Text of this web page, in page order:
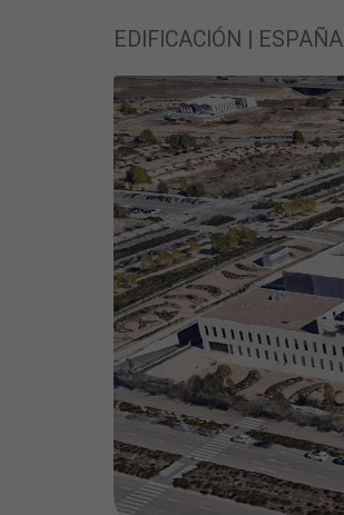
EDIFICACIÓN | ESPAÑA